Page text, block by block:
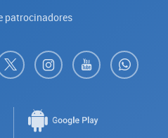
patrocinadores